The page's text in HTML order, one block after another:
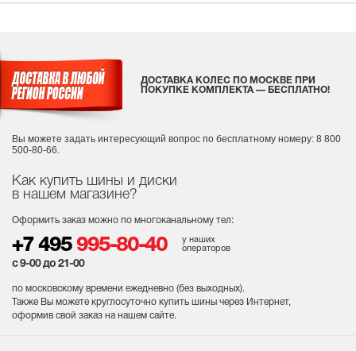
Как купить шины и диски
в нашем магазине?
Оформить заказ можно по многоканальному тел:
+7 495 995-80-40
у наших
операторов
с 9-00 до 21-00
по московскому времени ежедневно (без выходных).
Также Вы можете круглосуточно купить шины через Интернет,
оформив свой заказ на нашем сайте.
ДОСТАВКА КОЛЕС ПО МОСКВЕ ПРИ
ПОКУПКЕ КОМПЛЕКТА — БЕСПЛАТНО!
Вы можете задать интересующий вопрос по бесплатному номеру: 8 800
500-80-66.